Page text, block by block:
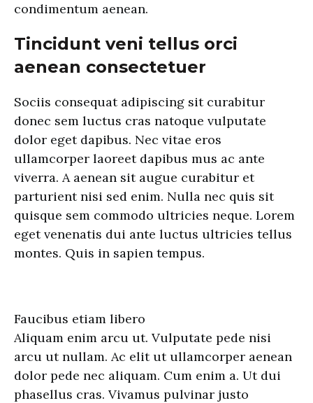
condimentum aenean.
Tincidunt veni tellus orci
aenean consectetuer
Sociis consequat adipiscing sit curabitur
donec sem luctus cras natoque vulputate
dolor eget dapibus. Nec vitae eros
ullamcorper laoreet dapibus mus ac ante
viverra. A aenean sit augue curabitur et
parturient nisi sed enim. Nulla nec quis sit
quisque sem commodo ultricies neque. Lorem
eget venenatis dui ante luctus ultricies tellus
montes. Quis in sapien tempus.
Faucibus etiam libero
Aliquam enim arcu ut. Vulputate pede nisi
arcu ut nullam. Ac elit ut ullamcorper aenean
dolor pede nec aliquam. Cum enim a. Ut dui
phasellus cras. Vivamus pulvinar justo